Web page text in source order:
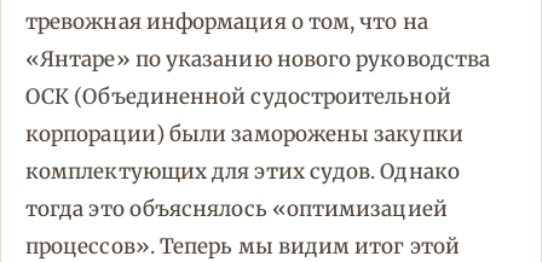
тревожная информация о том, что на
«Янтаре» по указанию нового руководства
ОСК (Объединенной судостроительной
корпорации) были заморожены закупки
комплектующих для этих судов. Однако
тогда это объяснялось «оптимизацией
процессов». Теперь мы видим итог этой